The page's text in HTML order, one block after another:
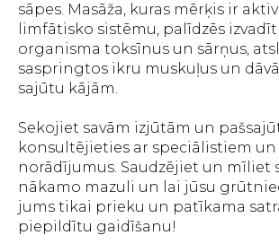
sāpes. Masāža, kuras mērķis ir
limfātisko sistēmu, palīdzēs
organisma toksīnus un sārņus,
saspringtos ikru muskuļus un
sajūtu kājām.
Sekojiet savām izjūtām un
konsultējieties ar speciālistiem
norādījumus. Saudzējiet un mīliet
nākamo mazuli un lai jūsu
jums tikai prieku un patīkama
piepildītu gaidīšanu!